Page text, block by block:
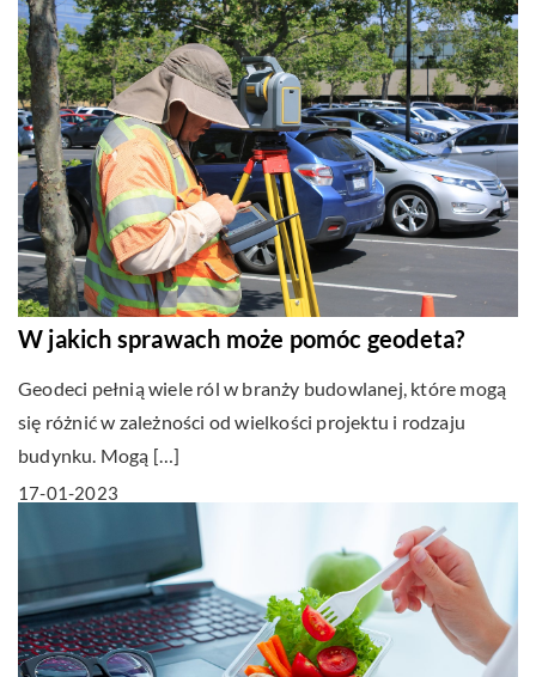
W jakich sprawach może pomóc geodeta?
Geodeci pełnią wiele ról w branży budowlanej, które mogą
się różnić w zależności od wielkości projektu i rodzaju
budynku. Mogą […]
17-01-2023